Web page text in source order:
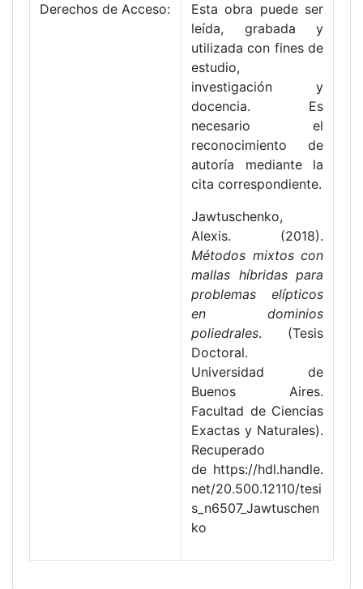
Derechos de Acceso:
Esta obra puede ser
leída, grabada y
utilizada con fines de
estudio,
investigación y
docencia. Es
necesario el
reconocimiento de
autoría mediante la
cita correspondiente.
Jawtuschenko,
Alexis. (2018).
Métodos mixtos con
mallas híbridas para
problemas elípticos
en dominios
poliedrales. (Tesis
Doctoral.
Universidad de
Buenos Aires.
Facultad de Ciencias
Exactas y Naturales).
Recuperado
de https://hdl.handle.
net/20.500.12110/tesi
s_n6507_Jawtuschen
ko